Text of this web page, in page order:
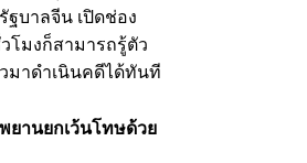
บาลจีน เปิดช่อง
โมงก็สามารถรู้ตัว
มาดำเนินคดีได้ทันที
ยานยกเว้นโทษด้วย